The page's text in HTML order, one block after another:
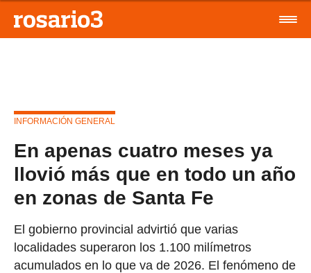
INFORMACIÓN GENERAL
En apenas cuatro meses ya
llovió más que en todo un año
en zonas de Santa Fe
El gobierno provincial advirtió que varias
localidades superaron los 1.100 milímetros
acumulados en lo que va de 2026. El fenómeno de